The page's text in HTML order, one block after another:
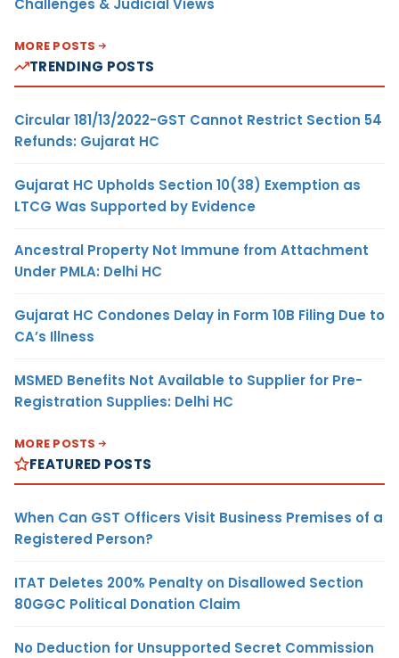
MORE POSTS
TRENDING POSTS
Circular 181/13/2022-GST Cannot Restrict Section 54
Refunds: Gujarat HC
Gujarat HC Upholds Section 10(38) Exemption as
LTCG Was Supported by Evidence
Ancestral Property Not Immune from Attachment
Under PMLA: Delhi HC
Gujarat HC Condones Delay in Form 10B Filing Due to
CA’s Illness
MSMED Benefits Not Available to Supplier for Pre-
Registration Supplies: Delhi HC
MORE POSTS
FEATURED POSTS
When Can GST Officers Visit Business Premises of a
Registered Person?
ITAT Deletes 200% Penalty on Disallowed Section
80GGC Political Donation Claim
No Deduction for Unsupported Secret Commission